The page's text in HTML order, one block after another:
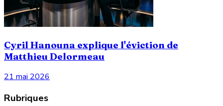
Cyril Hanouna explique l'éviction de
Matthieu Delormeau
21 mai 2026
Rubriques